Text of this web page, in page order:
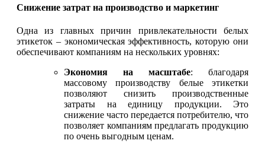
Снижение затрат на производство и маркетинг
Одна из главных причин привлекательности белых
этикеток – экономическая эффективность, которую они
обеспечивают компаниям на нескольких уровнях:
Экономия на масштабе: благодаря
массовому производству белые этикетки
позволяют снизить производственные
затраты на единицу продукции. Это
снижение часто передается потребителю, что
позволяет компаниям предлагать продукцию
по очень выгодным ценам.